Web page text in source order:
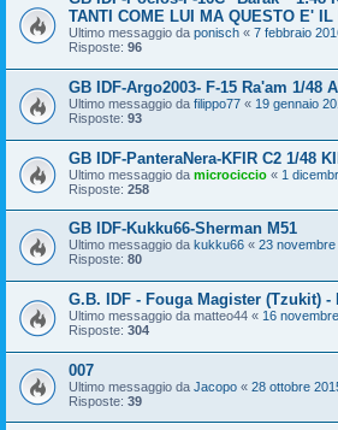
TANTI COME LUI MA QUESTO E' IL
Ultimo messaggio da ponisch « 7 febbraio
Risposte: 96
GB IDF-Argo2003- F-15 Ra'am 1/48
Ultimo messaggio da filippo77 « 19 gennaio
Risposte: 93
GB IDF-PanteraNera-KFIR C2 1/48
Ultimo messaggio da microciccio « 1
Risposte: 258
GB IDF-Kukku66-Sherman M51
Ultimo messaggio da kukku66 « 23
Risposte: 80
G.B. IDF - Fouga Magister (Tzukit) -
Ultimo messaggio da matteo44 « 16
Risposte: 304
007
Ultimo messaggio da Jacopo « 28 ottobre
Risposte: 39